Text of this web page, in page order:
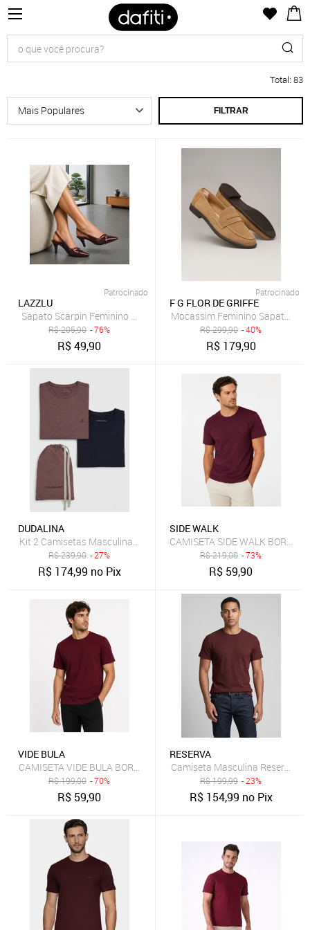
Total: 83
FILTRAR
Patrocinado
LAZZLU
Sapato Scarpin Feminino Mule Bico Fino Detalhe Fivela Marsala
R$205,90 - 76%
R$49,90
Patrocinado
F G FLOR DE GRIFFE
Mocassim Feminino Sapato
R$299,90 - 40%
R$ 179,90
DUDALINA
Kit 2 Camisetas Masculinas Dudalina Estampa Minimalista Bordô
R$239,90 - 27%
R$ 174,99 no Pix
SIDE WALK
CAMISETA SIDE WALK BORDO
R$219,00 - 73%
R$ 59,90
VIDE BULA
CAMISETA VIDE BULA BORDO
R$199,00 - 70%
R$ 59,90
RESERVA
Camiseta Masculina Reserva
R$199,99 - 23%
R$ 154,99 no Pix